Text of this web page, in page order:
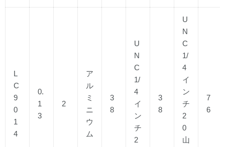
L
C
9
0
1
4
0.
1
3
2
ア
ル
ミ
ニ
ウ
ム
3
8
U
N
C
1/
4
イ
ン
チ
2
3
8
U
N
C
1/
4
イ
ン
チ
2
0
山
7
6